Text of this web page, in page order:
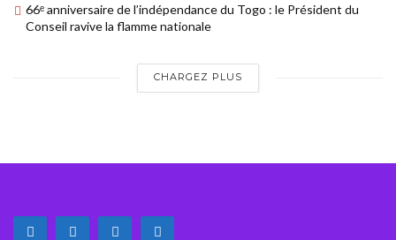
66ᵉ anniversaire de l’indépendance du Togo : le Président du
Conseil ravive la flamme nationale
CHARGEZ PLUS